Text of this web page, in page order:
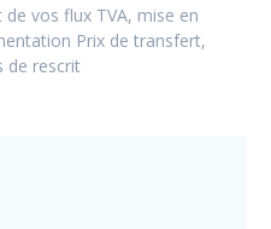
vos flux TVA, mise en
Prix de transfert,
de rescrit